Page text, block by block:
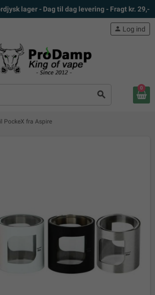
lager - Dag til dag levering - Fragt kr. 29,-
search
person Log ind
0
PockeX fra Aspire